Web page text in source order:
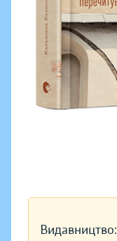
Видавництво: